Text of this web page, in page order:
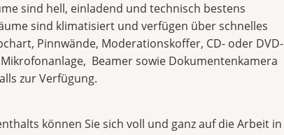
sind hell, einladend und technisch bestens
sind klimatisiert und verfügen über schnelles
Pinnwände, Moderationskoffer, CD- oder DVD-
Beamer sowie Dokumentenkamera
zur Verfügung.
können Sie sich voll und ganz auf die Arbeit in